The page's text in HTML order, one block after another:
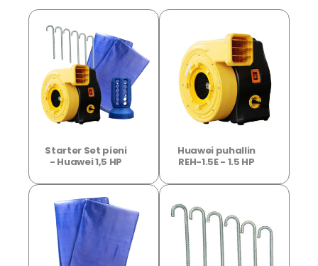
Starter Set pieni
- Huawei 1,5 HP
Huawei puhallin
REH-1.5E - 1.5 HP